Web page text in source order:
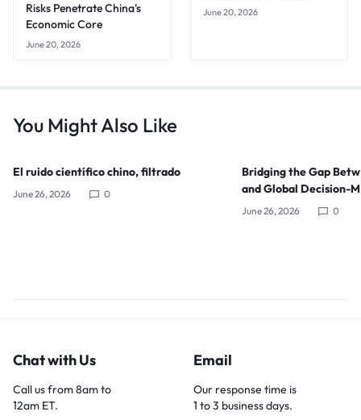
Risks Penetrate China's
Economic Core
June 20, 2026
June 20, 2026
You Might Also Like
El ruido científico chino, filtrado
June 26, 2026 0
Bridging the Gap
and Global Decision-
June 26, 2026 0
Chat with Us
Call us from 8am to
12am ET.
Email
Our response time is
1 to 3 business days.